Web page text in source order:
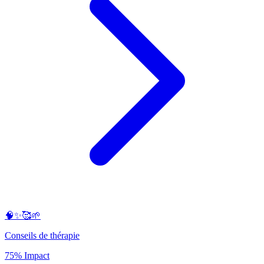
🧠✨🥰🌱
Conseils de thérapie
75% Impact